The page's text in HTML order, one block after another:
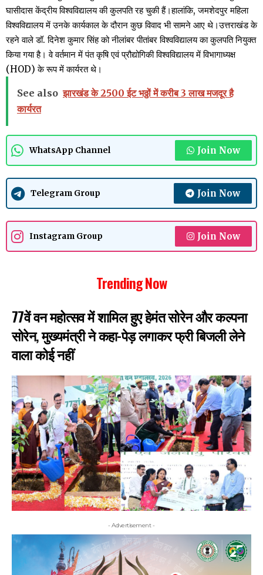
घासीदास केंद्रीय विश्वविद्यालय की कुलपति रह चुकी हैं।हालांकि, जमशेदपुर महिला
विश्वविद्यालय में उनके कार्यकाल के दौरान कुछ विवाद भी सामने आए थे।उत्तराखंड के
रहने वाले डॉ. दिनेश कुमार सिंह को नीलांबर पीतांबर विश्वविद्यालय का कुलपति नियुक्त
किया गया है। वे वर्तमान में पंत कृषि एवं प्रौद्योगिकी विश्वविद्यालय में विभागाध्यक्ष
(HOD) के रूप में कार्यरत थे।
See also झारखंड के 2500 ईट भठ्ठों में करीब 3 लाख मजदूर है
कार्यरत
WhatsApp Channel Join Now
Telegram Group Join Now
Instagram Group Join Now
Trending Now
77वें वन महोत्सव में शामिल हुए हेमंत सोरेन और कल्पना
सोरेन, मुख्यमंत्री ने कहा-पेड़ लगाकर फ्री बिजली लेने
वाला कोई नहीं
- Advertisement -